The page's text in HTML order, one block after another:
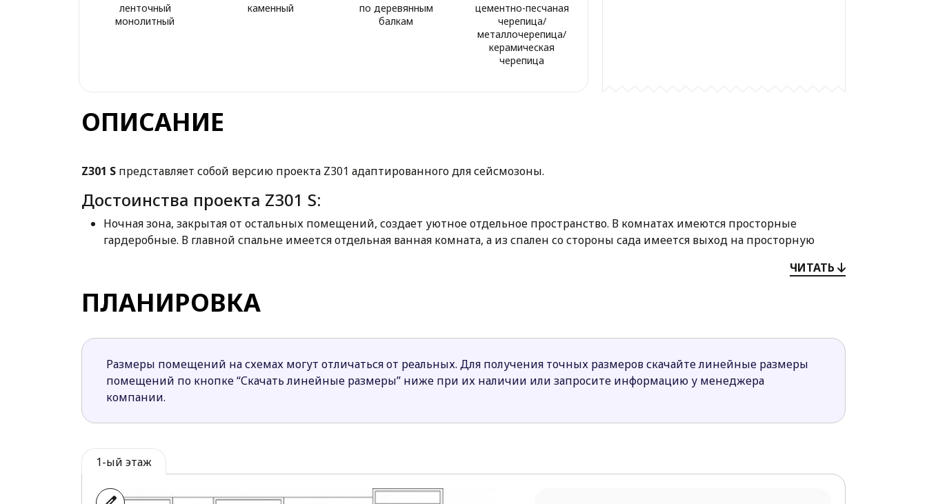
ленточный
монолитный
каменный
по деревянным
балкам
цементно-песчаная
черепица/
металлочерепица/
керамическая
черепица
ОПИСАНИЕ
Z301 S представляет собой версию проекта Z301 адаптированного для сейсмозоны.
Достоинства проекта Z301 S:
Ночная зона, закрытая от остальных помещений, создает уютное отдельное пространство. В комнатах имеются просторные
гардеробные. В главной спальне имеется отдельная ванная комната, а из спален со стороны сада имеется выход на просторную
тепла.
Покупки в дом переносить удобно и быстро за счет наличия прямого перехода из гаража в жилую часть дома.
Проект Z301 S – хороший вариант дома для большой семьи, члены которой любят большие пространства, хорошее освещение и
комфорт.
ЧИТАТЬ
ПЛАНИРОВКА
Размеры помещений на схемах могут отличаться от реальных. Для получения точных размеров скачайте линейные размеры
помещений по кнопке “Скачать линейные размеры” ниже при их наличии или запросите информацию у менеджера
компании.
1-ый этаж